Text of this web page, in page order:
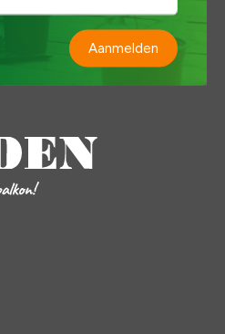
Aanmelden